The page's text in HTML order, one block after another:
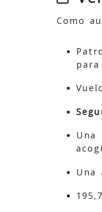
Como
Una